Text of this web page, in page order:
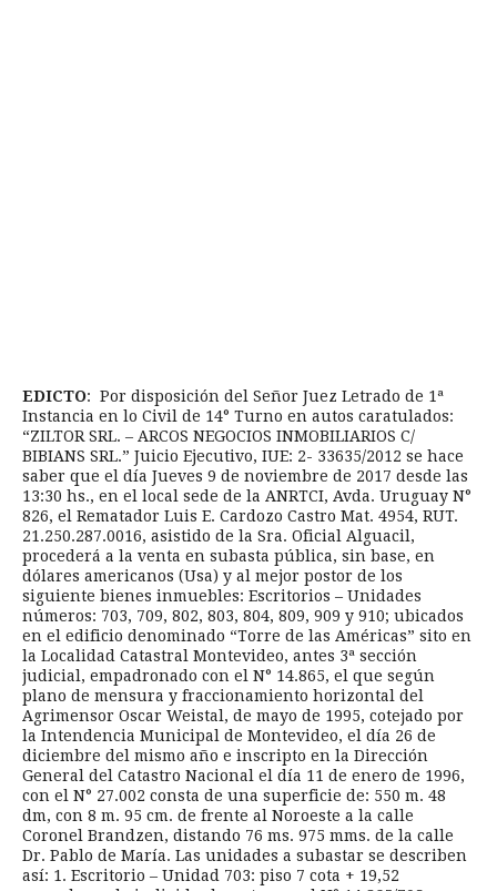
EDICTO: Por disposición del Señor Juez Letrado de 1ª
Instancia en lo Civil de 14° Turno en autos caratulados:
“ZILTOR SRL. – ARCOS NEGOCIOS INMOBILIARIOS C/
BIBIANS SRL.” Juicio Ejecutivo, IUE: 2- 33635/2012 se hace
saber que el día Jueves 9 de noviembre de 2017 desde las
13:30 hs., en el local sede de la ANRTCI, Avda. Uruguay N°
826, el Rematador Luis E. Cardozo Castro Mat. 4954, RUT.
21.250.287.0016, asistido de la Sra. Oficial Alguacil,
procederá a la venta en subasta pública, sin base, en
dólares americanos (Usa) y al mejor postor de los
siguiente bienes inmuebles: Escritorios – Unidades
números: 703, 709, 802, 803, 804, 809, 909 y 910; ubicados
en el edificio denominado “Torre de las Américas” sito en
la Localidad Catastral Montevideo, antes 3ª sección
judicial, empadronado con el N° 14.865, el que según
plano de mensura y fraccionamiento horizontal del
Agrimensor Oscar Weistal, de mayo de 1995, cotejado por
la Intendencia Municipal de Montevideo, el día 26 de
diciembre del mismo año e inscripto en la Dirección
General del Catastro Nacional el día 11 de enero de 1996,
con el N° 27.002 consta de una superficie de: 550 m. 48
dm, con 8 m. 95 cm. de frente al Noroeste a la calle
Coronel Brandzen, distando 76 ms. 975 mms. de la calle
Dr. Pablo de María. Las unidades a subastar se describen
así: 1. Escritorio – Unidad 703: piso 7 cota + 19,52